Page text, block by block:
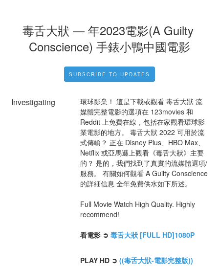
毒舌大狀 — 年2023電影(A Guilty
Conscience) 手錶小鴨中國電影
SUBSCRIBE TO UPDATES
Investigating
環球影業！ 這是下載或觀看 毒舌大狀 流
媒體完整電影的選項在 123movies 和
Reddit 上免費在線，包括在家觀看環球影
業電影的地方。 毒舌大狀 2022 可用於流
式傳輸？ 正在 Disney Plus、HBO Max、
Netflix 或亞馬遜上觀看《毒舌大狀》主要
的？ 是的，我們找到了真實的流媒體選項/
服務。 有關如何觀看 A Guilty Conscience
的詳細信息 全年免費供水如下所述。
Full Movie Watch High Quality. Highly
recommend!
看電影 ➲ 毒舌大狀 [FULL HD]1080P
PLAY HD ➲ ((毒舌大狀-電影完整版))